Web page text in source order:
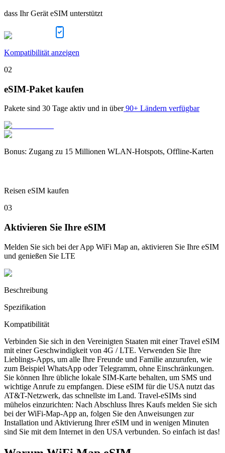
dass Ihr Gerät eSIM unterstützt
Kompatibilität anzeigen
02
eSIM-Paket kaufen
Pakete sind 30 Tage aktiv und in über 90+ Ländern verfügbar
Bonus: Zugang zu 15 Millionen WLAN-Hotspots, Offline-Karten
Reisen eSIM kaufen
03
Aktivieren Sie Ihre eSIM
Melden Sie sich bei der App WiFi Map an, aktivieren Sie Ihre eSIM
und genießen Sie LTE
Beschreibung
Spezifikation
Kompatibilität
Verbinden Sie sich in den Vereinigten Staaten mit einer Travel eSIM
mit einer Geschwindigkeit von 4G / LTE. Verwenden Sie Ihre
Lieblings-Apps, um alle Ihre Freunde und Familie anzurufen, wie
zum Beispiel WhatsApp oder Telegramm, ohne Einschränkungen.
Sie können Ihre übliche lokale SIM-Karte behalten, um SMS und
wichtige Anrufe zu empfangen. Diese eSIM für die USA nutzt das
AT&T-Netzwerk, das schnellste im Land. Travel-eSIMs sind
mühelos einzurichten: Nach Abschluss Ihres Kaufs melden Sie sich
bei der WiFi-Map-App an, folgen Sie den Anweisungen zur
Installation und Aktivierung Ihrer eSIM und in wenigen Minuten
sind Sie mit dem Internet in den USA verbunden. So einfach ist das!